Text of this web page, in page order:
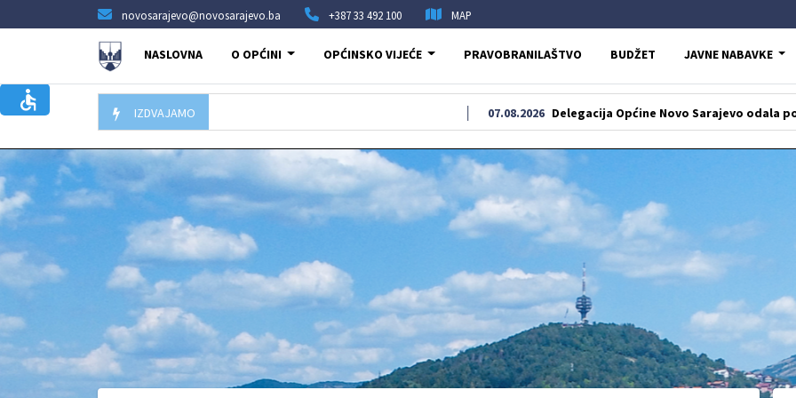
novosarajevo@novosarajevo.ba +387 33 492 100 MAP
NASLOVNA O OPĆINI OPĆINSKO VIJEĆE PRAVOBRANILAŠTVO BUDŽET JAVNE NABAVKE
IZDVAJAMO Delegacija Općine Novo Sarajevo odala počast